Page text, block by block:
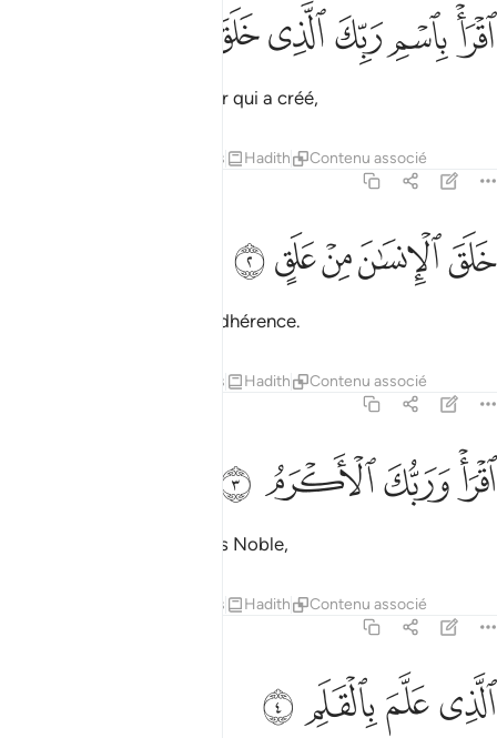
اقرا باسم ربك الذي خلق ١
ٱقْرَأْ بِٱسْمِ رَبِّكَ ٱلَّذِى خَلَقَ ١
ﲅﲆﲇﲈﲉ
Lis, au nom de ton Seigneur qui a créé,
Réflexions Hadith Contenu associé
خلق الانسان من علق ٢
خَلَقَ ٱلْإِنسَـٰنَ مِنْ عَلَقٍ ٢
ﲋﲌﲍﲎﲏ
qui a créé l’homme d’une adhérence.
Réflexions Hadith Contenu associé
اقرا وربك الاكرم ٣
ٱقْرَأْ وَرَبُّكَ ٱلْأَكْرَمُ ٣
ﲐﲑﲒ ﲓ
Lis! Ton Seigneur est le Très Noble,
Réflexions Hadith Contenu associé
الذي علم بالقلم ٤
ٱلَّذِى عَلَّمَ بِٱلْقَلَمِ ٤
ﲔﲕﲖ ﲗ